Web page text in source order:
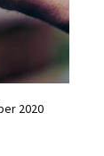
2020